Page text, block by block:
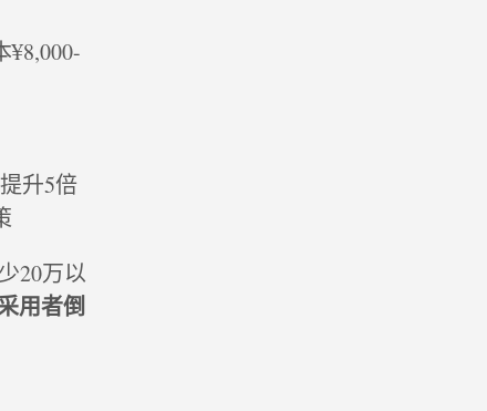
¥8,000-
升5倍
20万以
用者倒